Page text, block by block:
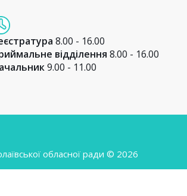
8.00 - 16.00
відділення 8.00 - 16.00
9.00 - 11.00
обласної ради © 2026